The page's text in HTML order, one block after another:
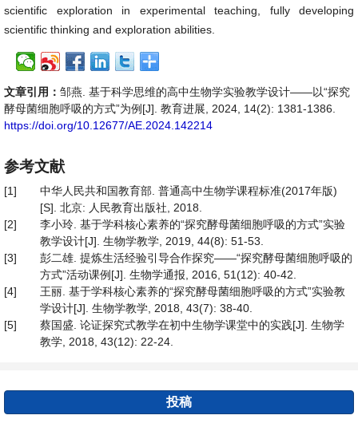
scientific exploration in experimental teaching, fully developing
scientific thinking and exploration abilities.
文章引用： 邹燕. 基于科学思维的高中生物学实验教学设计——以“探究
酵母菌细胞呼吸的方式”为例[J]. 教育进展, 2024, 14(2): 1381-1386.
https://doi.org/10.12677/AE.2024.142214
参考文献
[1]
中华人民共和国教育部. 普通高中生物学课程标准(2017年版)
[S]. 北京: 人民教育出版社, 2018.
[2]
李小玲. 基于学科核心素养的“探究酵母菌细胞呼吸的方式”实验
教学设计[J]. 生物学教学, 2019, 44(8): 51-53.
[3]
彭二雄. 提炼生活经验引导合作探究——“探究酵母菌细胞呼吸的
方式”活动课例[J]. 生物学通报, 2016, 51(12): 40-42.
[4]
王丽. 基于学科核心素养的“探究酵母菌细胞呼吸的方式”实验教
学设计[J]. 生物学教学, 2018, 43(7): 38-40.
[5]
蔡国盛. 论证探究式教学在初中生物学课堂中的实践[J]. 生物学
教学, 2018, 43(12): 22-24.
投稿